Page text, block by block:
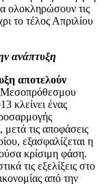
ολοκληρώσουν τις
το τέλος Απριλίου
ανάπτυξη
αποτελούν
κλείνει ένας
τις αποφάσεις
εξασφαλίζεται η
κρίσιμη φάση.
τις εξελίξεις στο
από την